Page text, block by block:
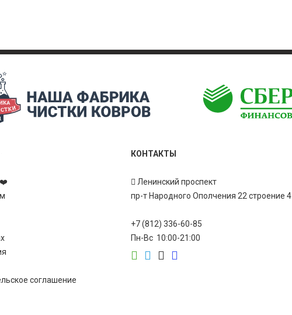
❤️
соглашение
КОНТАКТЫ
Ленинский проспект
пр-т Народного Ополчения 22 строение 4
+7 (812) 336-60-85
Пн-Вс 10:00-21:00